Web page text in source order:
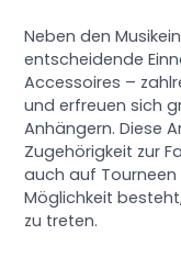
Neben den
entscheidende
Accessoires –
und erfreuen sich
Anhängern. Diese
Zugehörigkeit zur
auch auf
Möglichkeit
zu treten.